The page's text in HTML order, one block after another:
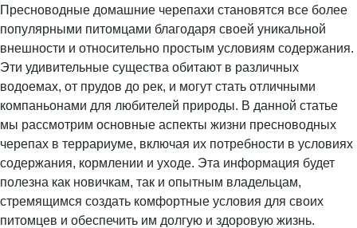
Пресноводные домашние черепахи становятся все более
популярными питомцами благодаря своей уникальной
внешности и относительно простым условиям содержания.
Эти удивительные существа обитают в различных
водоемах, от прудов до рек, и могут стать отличными
компаньонами для любителей природы. В данной статье
мы рассмотрим основные аспекты жизни пресноводных
черепах в террариуме, включая их потребности в условиях
содержания, кормлении и уходе. Эта информация будет
полезна как новичкам, так и опытным владельцам,
стремящимся создать комфортные условия для своих
питомцев и обеспечить им долгую и здоровую жизнь.